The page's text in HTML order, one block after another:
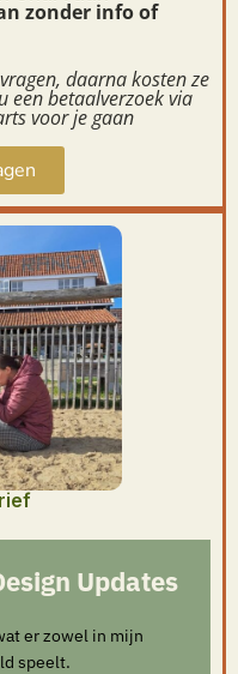
zonder info of
daarna kosten ze
een betaalverzoek via
voor je gaan
Updates
er zowel in mijn
speelt.